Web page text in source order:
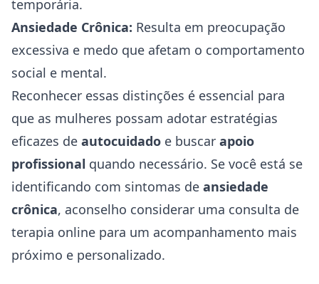
temporária.
Ansiedade Crônica: Resulta em preocupação
excessiva e medo que afetam o comportamento
social e mental.
Reconhecer essas distinções é essencial para
que as mulheres possam adotar estratégias
eficazes de autocuidado e buscar apoio
profissional quando necessário. Se você está se
identificando com sintomas de ansiedade
crônica, aconselho considerar uma consulta de
terapia online para um acompanhamento mais
próximo e personalizado.